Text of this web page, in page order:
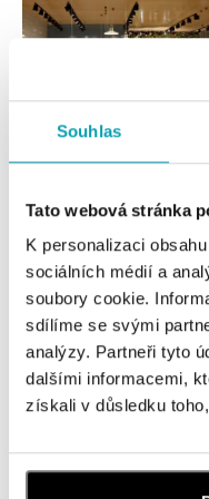
Souhlas
Tato webová stránka
K personalizaci
sociálních médií a
soubory cookie.
sdílíme se svými
analýzy. Partneři tyto
dalšími informacemi,
získali v důsledku
Všechny Česko
ALOve OC Nový
Plzeňská 8, 150 00
tel.: +420736509250
dnes otevřeno od
ALOve OC
U Dálnice 777, 664 42
tel.: +420604389337
ALOve